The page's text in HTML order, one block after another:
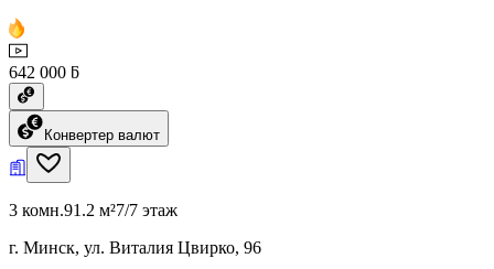
642 000 ƃ
Конвертер валют
3 комн.91.2 м²7/7 этаж
г. Минск, ул. Виталия Цвирко, 96